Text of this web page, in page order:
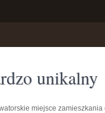
unikalny
miejsce